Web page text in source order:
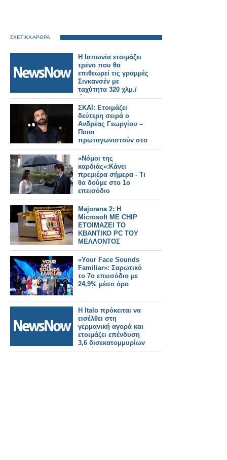
ΣΧΕΤΙΚΑ ΑΡΘΡΑ
Η Ιαπωνία ετοιμάζει
τρένο που θα
επιθεωρεί τις γραμμές
Σινκανσέν με
ταχύτητα 320 χλμ./
ώρα.
ΣΚΑΪ: Ετοιμάζει
δεύτερη σειρά ο
Ανδρέας Γεωργίου –
Ποιοι
πρωταγωνιστούν στο
«Αντώνιος και
Κλεοπάτρα»
«Νόμοι της
καρδιάς»:Kάνει
πρεμιέρα σήμερα - Τι
θα δούμε στο 1ο
επεισόδιο
Majorana 2: Η
Microsoft ME CHIP
ΕΤΟΙΜΑΖΕΙ ΤΟ
ΚΒΑΝΤΙΚΟ PC ΤΟΥ
ΜΕΛΛΟΝΤΟΣ
«Your Face Sounds
Familiar»: Σαρωτικό
το 7ο επεισόδιο με
24,9% μέσο όρο
Η Italo πρόκειται να
εισέλθει στη
γερμανική αγορά και
ετοιμάζει επένδυση
3,6 δισεκατομμυρίων
ευρώ.